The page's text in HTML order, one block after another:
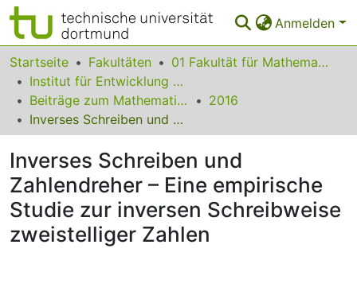
Anmelden
Bereiche & Sammlungen
Das gesamte Repositorium
Statistiken
FAQ
Leitlinien
Zurück zur Startseite
Startseite Fakultäten
01 Fakultät für Mathematik
Institut für Entwicklung und Erforschung des Mathematikunterrichts
Beiträge zum Mathematikunterricht
2016
Inverses Schreiben und Zahlendreher – Eine empirische Studie zur inversen Schreibweise zweistelliger Zahlen
Inverses Schreiben und
Zahlendreher – Eine empirische
Studie zur inversen Schreibweise
zweistelliger Zahlen